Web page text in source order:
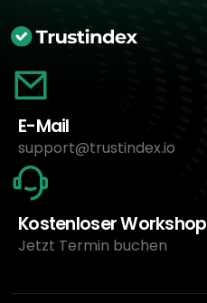
E-Mail
support@trustindex.io
Kostenloser Workshop
Jetzt Termin buchen